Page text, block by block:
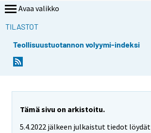
Avaa valikko
TILASTOT
Teollisuustuotannon volyymi-indeksi
Tämä sivu on arkistoitu.
5.4.2022 jälkeen julkaistut tiedot löydät